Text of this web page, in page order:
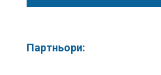
Партньори: